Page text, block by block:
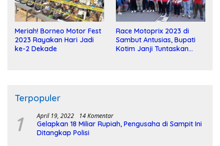
Meriah! Borneo Motor Fest
2023 Rayakan Hari Jadi
ke-2 Dekade
Race Motoprix 2023 di
Sambut Antusias, Bupati
Kotim Janji Tuntaskan
Terpopuler
1 April 19, 2022 14 Komentar
Gelapkan 18 Miliar Rupiah, Pengusaha di Sampit Ini
Ditangkap Polisi